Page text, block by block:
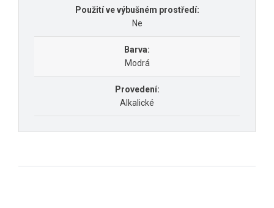
Použití ve výbušném prostředí:
Ne
Barva:
Modrá
Provedení:
Alkalické